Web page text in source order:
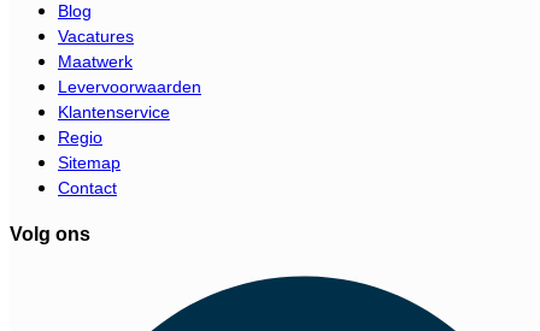
Blog
Vacatures
Maatwerk
Levervoorwaarden
Klantenservice
Regio
Sitemap
Contact
Volg ons